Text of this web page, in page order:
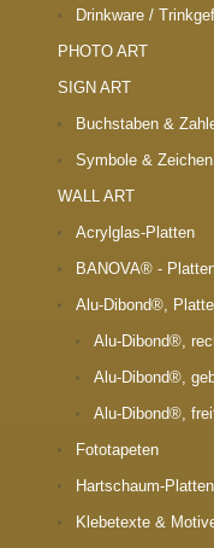
Drinkware /
PHOTO ART
SIGN ART
Buchstaben &
Symbole & Zeichen
WALL ART
Acrylglas-Platten
BANOVA® -
Alu-Dibond®,
Alu-Dibond®,
Alu-Dibond®,
Alu-Dibond®,
Fototapeten
Hartschaum-Platten
Klebetexte &